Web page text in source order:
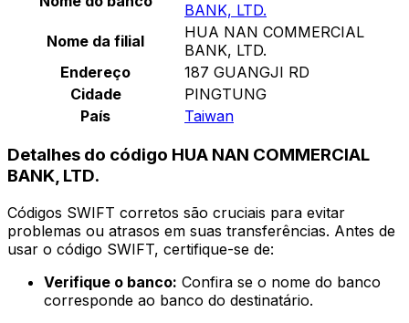
BANK, LTD.
Nome da filial
HUA NAN COMMERCIAL
BANK, LTD.
Endereço
187 GUANGJI RD
Cidade
PINGTUNG
País
Taiwan
Detalhes do código HUA NAN COMMERCIAL
BANK, LTD.
Códigos SWIFT corretos são cruciais para evitar
problemas ou atrasos em suas transferências. Antes de
usar o código SWIFT, certifique-se de:
Verifique o banco: Confira se o nome do banco
corresponde ao banco do destinatário.